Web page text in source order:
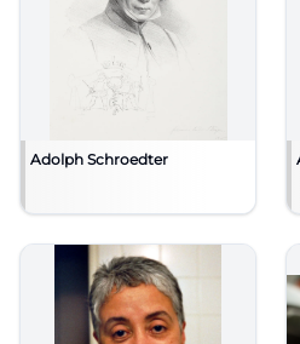
Adolph Schroedter